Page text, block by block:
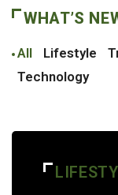
WHAT’S
All Lifestyle
Technology